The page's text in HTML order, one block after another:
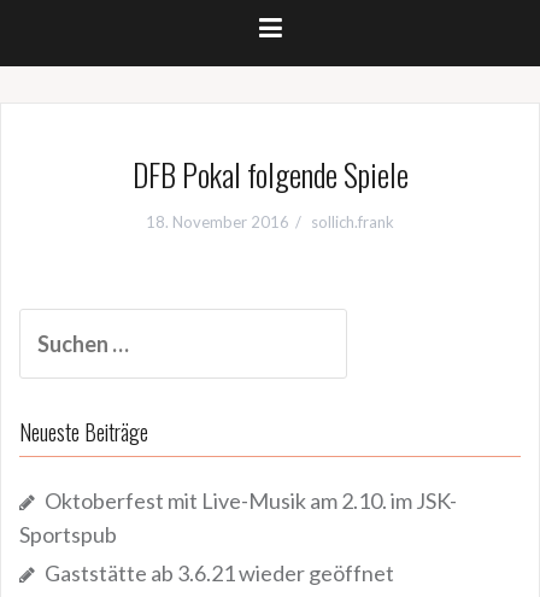
DFB Pokal folgende Spiele
18. November 2016 sollich.frank
nach:
Neueste Beiträge
Oktoberfest mit Live-Musik am 2.10. im JSK-
Sportspub
Gaststätte ab 3.6.21 wieder geöffnet